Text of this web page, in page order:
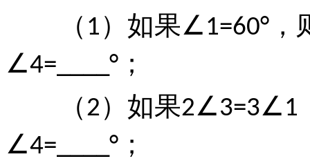
（ 1 ）如果∠1=60° ，
∠4=____° ；
（2）如果2∠3=3∠1
∠4=____° ；